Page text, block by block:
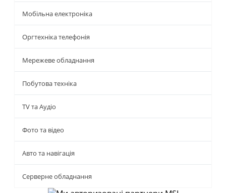
Мобільна електроніка
Оргтехніка телефонія
Мережеве обладнання
Побутова техніка
TV та Аудіо
Фото та відео
Авто та навігація
Серверне обладнання